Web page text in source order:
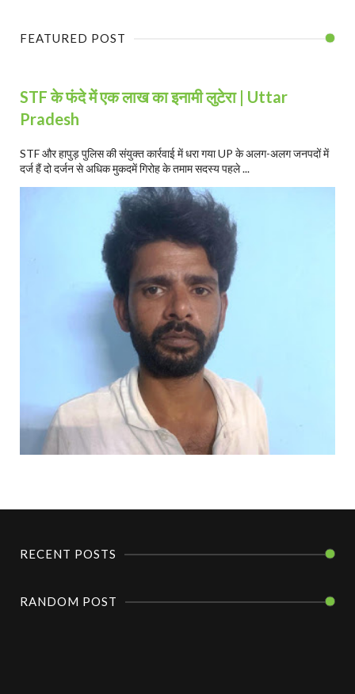
FEATURED POST
STF के फंदे में एक लाख का इनामी लुटेरा | Uttar
Pradesh
STF और हापुड़ पुलिस की संयुक्त कार्रवाई में धरा गया UP के अलग-अलग जनपदों में
दर्ज हैं दो दर्जन से अधिक मुकदमें गिरोह के तमाम सदस्य पहले ...
RECENT POSTS
RANDOM POST